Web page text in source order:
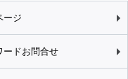
ージ
ードお問合せ